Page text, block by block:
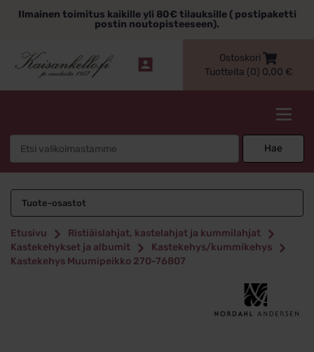
sisältöönIlmainen toimitus kaikille yli 80€ tilauksille ( postipaketti
postin noutopisteeseen).
Ostoskori
Tuotteita (0) 0,00 €
Hae
Tuote-osastot
Etusivu
Ristiäislahjat, kastelahjat ja kummilahjat
Kastekehykset ja albumit
Kastekehys/kummikehys
Kastekehys Muumipeikko 270-76807